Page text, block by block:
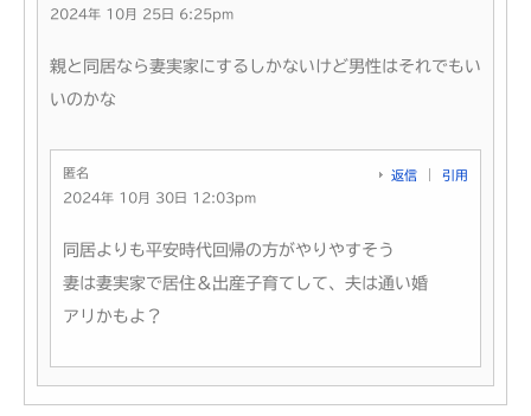
2024年 10月 25日 6:25pm
親と同居なら妻実家にするしかないけど男性はそれでもい
いのかな
匿名
2024年 10月 30日 12:03pm
返信 引用
同居よりも平安時代回帰の方がやりやすそう
妻は妻実家で居住＆出産子育てして、夫は通い婚
アリかもよ？